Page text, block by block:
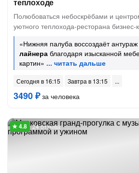
Полюбоваться небоскрёбами и
уютного теплохода-ресторана бизнес-
«Нижняя палуба воссоздаёт антураж
лайнера благодаря изысканной
картин»
Сегодня в 16:15 Завтра в 13:15
3490 ₽за человека
24 отзыва